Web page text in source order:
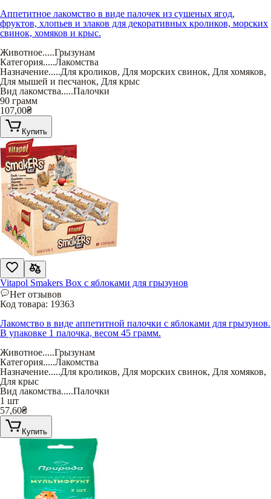
Аппетитное лакомство в виде палочек из сушеных ягод,
фруктов, хлопьев и злаков для декоративных кроликов, морских
свинок, хомяков и крыс.
Животное.....Грызунам
Категория.....Лакомства
Назначение.....Для кроликов, Для морских свинок, Для хомяков,
Для мышей и песчанок, Для крыс
Вид лакомства.....Палочки
90 грамм
107,00₴
Купить
Vitapol Smakers Box с яблоками для грызунов
Нет отзывов
Код товара: 19363
Лакомство в виде аппетитной палочки с яблоками для грызунов.
В упаковке 1 палочка, весом 45 грамм.
Животное.....Грызунам
Категория.....Лакомства
Назначение.....Для кроликов, Для морских свинок, Для хомяков,
Для крыс
Вид лакомства.....Палочки
1 шт
57,60₴
Купить